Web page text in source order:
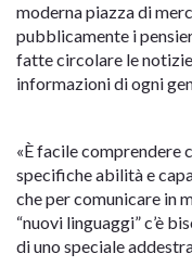
moderna piazza di
pubblicamente i
fatte circolare le
informazioni di ogni
«È facile comprendere
specifiche abilità e
che per comunicare in
“nuovi linguaggi” c’è
di uno speciale